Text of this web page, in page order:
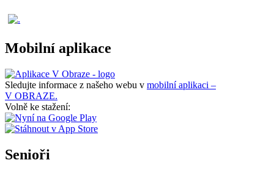
Mobilní aplikace
Sledujte informace z našeho webu v mobilní aplikaci –
V OBRAZE.
Volně ke stažení:
Senioři